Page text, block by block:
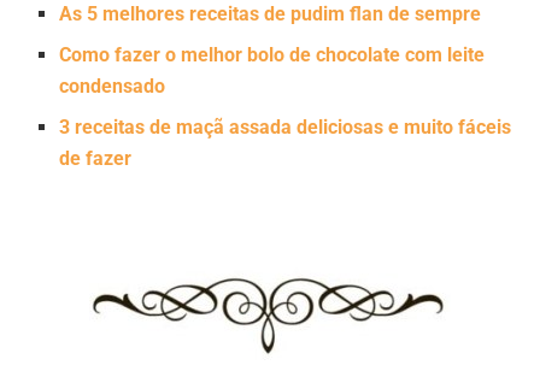
As 5 melhores receitas de pudim flan de sempre
Como fazer o melhor bolo de chocolate com leite
condensado
3 receitas de maçã assada deliciosas e muito fáceis
de fazer